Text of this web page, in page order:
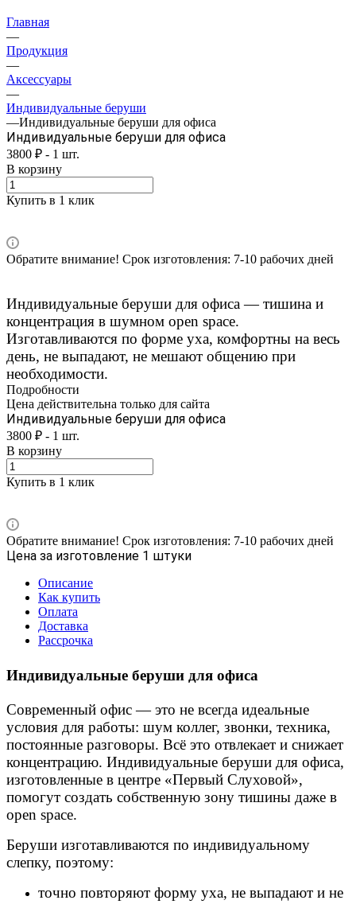
Главная
—
Продукция
—
Аксессуары
—
Индивидуальные беруши
—Индивидуальные беруши для офиса
Индивидуальные беруши для офиса
3800 ₽ - 1 шт.
В корзину
Купить в 1 клик
Обратите внимание! Срок изготовления: 7-10 рабочих дней
Индивидуальные беруши для офиса — тишина и
концентрация в шумном open space.
Изготавливаются по форме уха, комфортны на весь
день, не выпадают, не мешают общению при
необходимости.
Подробности
Цена действительна только для сайта
Индивидуальные беруши для офиса
3800 ₽ - 1 шт.
В корзину
Купить в 1 клик
Обратите внимание! Срок изготовления: 7-10 рабочих дней
Цена за изготовление 1 штуки
Описание
Как купить
Оплата
Доставка
Рассрочка
Индивидуальные беруши для офиса
Современный офис — это не всегда идеальные
условия для работы: шум коллег, звонки, техника,
постоянные разговоры. Всё это отвлекает и снижает
концентрацию. Индивидуальные беруши для офиса,
изготовленные в центре «Первый Слуховой»,
помогут создать собственную зону тишины даже в
open space.
Беруши изготавливаются по индивидуальному
слепку, поэтому:
точно повторяют форму уха, не выпадают и не